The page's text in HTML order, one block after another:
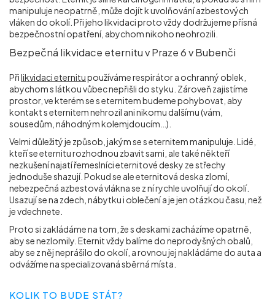
manipuluje neopatrně, může dojít k uvolňování azbestových
vláken do okolí. Při jeho likvidaci proto vždy dodržujeme přísná
bezpečnostní opatření, abychom nikoho neohrozili.
Bezpečná likvidace eternitu v Praze 6 v Bubenči
Přilikvidaci eternitupoužíváme respirátor a ochranný oblek,
abychom s látkou vůbec nepřišli do styku. Zároveň zajistíme
prostor, ve kterém se s eternitem budeme pohybovat, aby
kontakt s eternitem nehrozil ani nikomu dalšímu (vám,
sousedům, náhodným kolemjdoucím…).
Velmi důležitý je způsob, jakým se s eternitem manipuluje. Lidé,
kteří se eternitu rozhodnou zbavit sami, ale také někteří
nezkušení najatí řemeslníci eternitové desky ze střechy
jednoduše shazují. Pokud se ale eternitová deska zlomí,
nebezpečná azbestová vlákna se z ní rychle uvolňují do okolí.
Usazují se na zdech, nábytku i oblečení a je jen otázkou času, než
je vdechnete.
Proto si zakládáme na tom, že s deskami zacházíme opatrně,
aby se nezlomily. Eternit vždy balíme do neprodyšných obalů,
aby se z něj neprášilo do okolí, a rovnou jej nakládáme do auta a
odvážíme na specializovaná sběrná místa.
KOLIK TO BUDE STÁT?